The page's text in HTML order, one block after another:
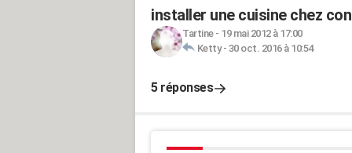
installer une cuisine chez
Tartine- 19 mai 2012 à 17:00
Ketty- 30 oct. 2016 à 10:54
5 réponses